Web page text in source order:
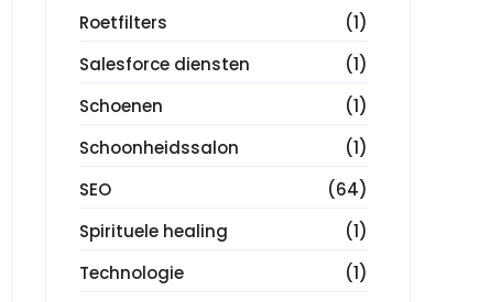
Roetfilters
(1)
Salesforce diensten
(1)
Schoenen
(1)
Schoonheidssalon
(1)
SEO
(64)
Spirituele healing
(1)
Technologie
(1)